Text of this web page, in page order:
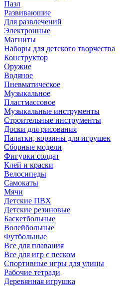
Пазл
Развиваюшие
Для развлечений
Электронные
Магниты
Наборы для детского творчества
Конструктор
Оружие
Водяное
Пневматическое
Музыкальное
Пластмассовое
Музыкальные инструменты
Строительные инструменты
Доски для рисования
Палатки, корзины для игрушек
Сборные модели
Фигурки солдат
Клей и краски
Велосипеды
Самокаты
Мячи
Детские ПВХ
Детские резиновые
Баскетбольные
Волейбольные
Футбольные
Все для плавания
Все для игр с песком
Спортивные игры для улицы
Рабочие тетради
Деревянная игрушка